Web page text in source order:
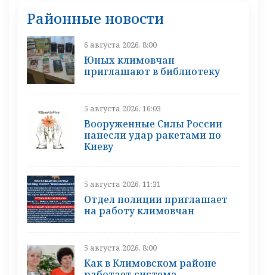
Районные новости
6 августа 2026, 8:00
Юных климовчан
приглашают в библиотеку
5 августа 2026, 16:03
Вооруженные Силы России
нанесли удар ракетами по
Киеву
5 августа 2026, 11:31
Отдел полиции приглашает
на работу климовчан
5 августа 2026, 8:00
Как в Климовском районе